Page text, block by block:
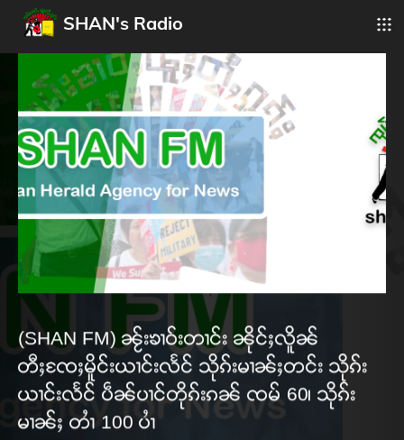
SHAN's Radio
(SHAN FM) ၼႂ်းၶၢဝ်းတၢင်း ၼိုင်ႈလိူၼ်
တီႈၸႄႈမိူင်းယၢင်းလႅင် သိုၵ်းမၢၼ်ႈတင်း သိုၵ်း
ယၢင်းလႅင် ပဵၼ်ပၢင်တိုၵ်းၵၼ် ၸမ် 60၊ သိုၵ်း
မၢၼ်ႈ တၢႆ 100 ပၢႆ